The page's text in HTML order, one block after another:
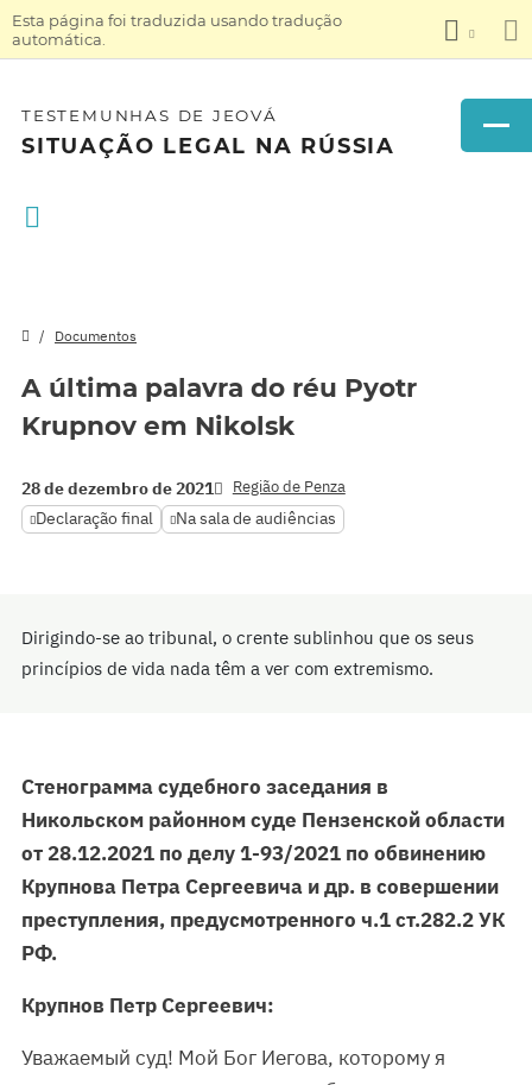
Esta página foi traduzida usando tradução
automática.
TESTEMUNHAS DE JEOVÁ
SITUAÇÃO LEGAL NA RÚSSIA
Documentos
A última palavra do réu Pyotr
Krupnov em Nikolsk
28 de dezembro de 2021 Região de Penza
Declaração final Na sala de audiências
Dirigindo-se ao tribunal, o crente sublinhou que os seus
princípios de vida nada têm a ver com extremismo.
Стенограмма судебного заседания в
Никольском районном суде Пензенской области
от 28.12.2021 по делу 1-93/2021 по обвинению
Крупнова Петра Сергеевича и др. в совершении
преступления, предусмотренного ч.1 ст.282.2 УК
РФ.
Крупнов Петр Сергеевич:
Уважаемый суд! Мой Бог Иегова, которому я